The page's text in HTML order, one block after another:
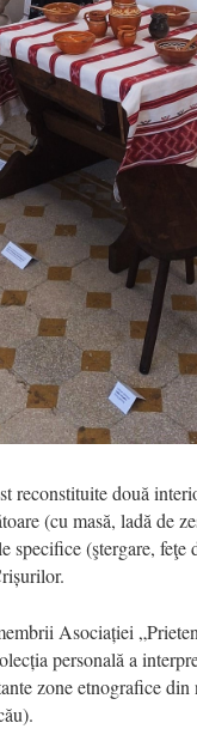
reconstituite două
(cu masă, ladă de
(ştergare, feţe
Asociației
personală a
zone etnografice